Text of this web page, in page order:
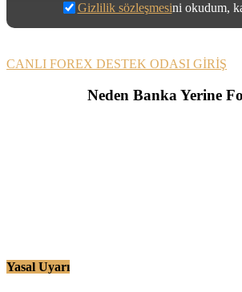
Gizlilik sözleşmesini okudum,
CANLI FOREX DESTEK ODASI GİRİŞ
Neden Banka Yerine
Yasal Uyarı